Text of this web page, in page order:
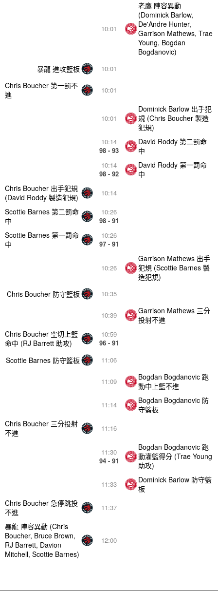
12:00
暴龍 陣容異動 (Chris
Boucher, Bruce Brown,
RJ Barrett, Davion
Mitchell, Scottie Barnes)
11:37
Chris Boucher 急停跳投
不進
11:33
Dominick Barlow 防守籃
板
11:30
94 - 91
Bogdan Bogdanovic 跑
動灌籃得分 (Trae Young
助攻)
11:16
Chris Boucher 三分投射
不進
11:14
Bogdan Bogdanovic 防
守籃板
11:09
Bogdan Bogdanovic 跑
動中上籃不進
11:06
Scottie Barnes 防守籃板
10:59
96 - 91
Chris Boucher 空切上籃
命中 (RJ Barrett 助攻)
10:39
Garrison Mathews 三分
投射不進
10:35
Chris Boucher 防守籃板
10:26
Garrison Mathews 出手
犯規 (Scottie Barnes 製
造犯規)
10:26
97 - 91
Scottie Barnes 第一罰命
中
10:26
98 - 91
Scottie Barnes 第二罰命
中
10:14
Chris Boucher 出手犯規
(David Roddy 製造犯規)
10:14
98 - 92
David Roddy 第一罰命
中
10:14
98 - 93
David Roddy 第二罰命
中
10:01
Dominick Barlow 出手犯
規 (Chris Boucher 製造
犯規)
10:01
Chris Boucher 第一罰不
進
10:01
暴龍 進攻籃板
10:01
老鷹 陣容異動
(Dominick Barlow,
De'Andre Hunter,
Garrison Mathews, Trae
Young, Bogdan
Bogdanovic)